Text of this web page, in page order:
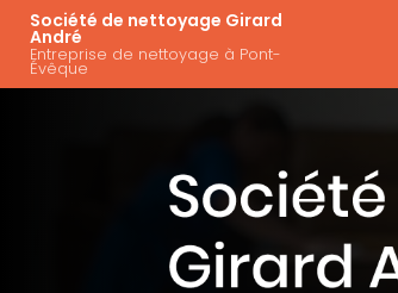
Aller
contenu
principal
Société de nettoyage Girard
André
Entreprise de nettoyage à Pont-
Évêque